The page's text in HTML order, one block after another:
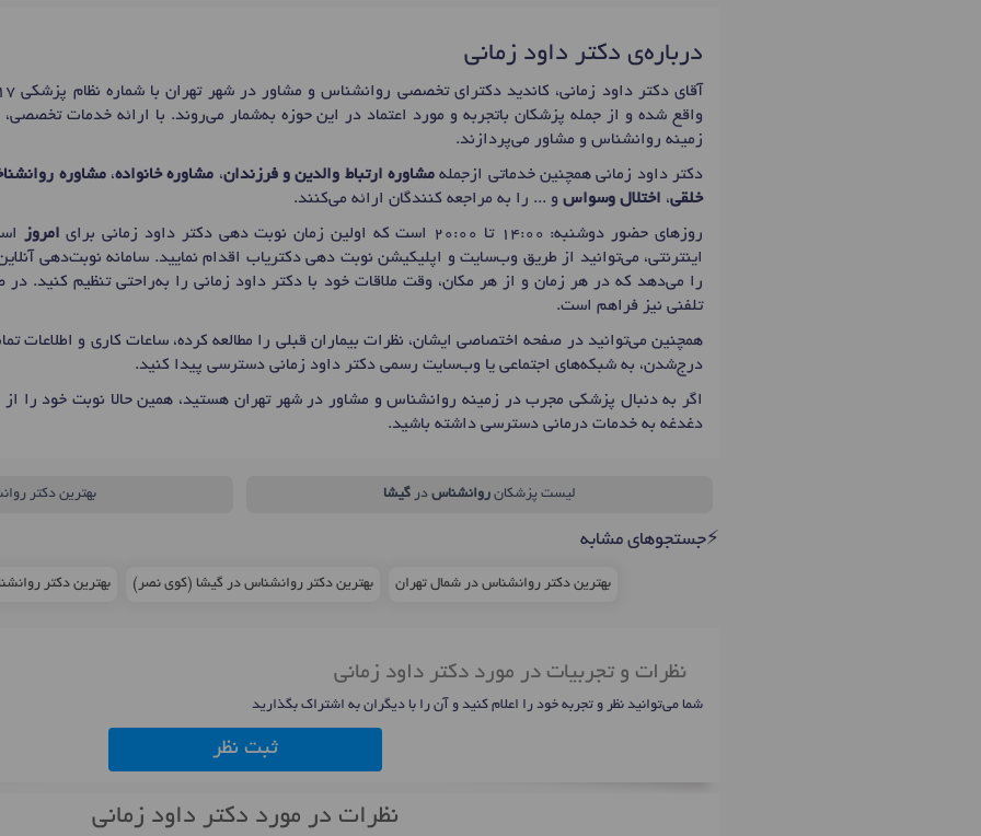
درباره‌ی دکتر داود زمانی
واقع شده و از جمله پزشکان باتجربه و مورد اعتماد در این حوزه به‌شمار می‌روند. با ارائه خدمات
زمینه روانشناس و مشاور می‌پردازند.
دکتر داود زمانی همچنین خدماتی ازجمله مشاوره ارتباط والدین و فرزندان، مشاوره خانواده،مشاوره
خلقی، اختلال وسواس و ... را به مراجعه کنندگان ارائه می‌کنند.
روزهای حضور دوشنبه: 14:00 تا 20:00 است که اولین زمان نوبت دهی دکتر داود زمانی برای
امروز
اینترنتی، می‌توانید از طریق وب‌سایت و اپلیکیشن نوبت دهی دکتریاب اقدام نمایید. سامانه نوبت‌دهی
را می‌دهد که در هر زمان و از هر مکان، وقت ملاقات خود با دکتر داود زمانی را به‌راحتی تنظیم کنید.
تلفنی نیز فراهم است.
همچنین می‌توانید در صفحه اختصاصی ایشان، نظرات بیماران قبلی را مطالعه کرده، ساعات کاری و اطلاعات
درج‌شدن، به شبکه‌های اجتماعی یا وب‌سایت رسمی دکتر داود زمانی دسترسی پیدا کنید.
اگر به دنبال پزشکی مجرب در زمینه روانشناس و مشاور در شهر تهران هستید، همین حالا نوبت خود را
دغدغه به خدمات درمانی دسترسی داشته باشید.
لیست پزشکان روانشناس در گیشا بهترین دکتر
⚡جستجوهای مشابه
بهترین دکتر روانشناس در شمال تهران بهترین دکتر روانشناس در گیشا (کوی نصر) بهترین دکتر روانشناس
نظرات و تجربیات در مورد دکتر داود زمانی
شما می‌توانید نظر و تجربه خود را اعلام کنید و آن را با دیگران به اشتراک بگذارید
ثبت نظر
نظرات در مورد دکتر داود زمانی